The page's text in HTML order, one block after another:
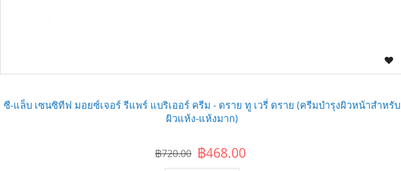
ซี-แล็บ เซนซิทีฟ มอยซ์เจอร์ รีแพร์ แบริเออร์ ครีม - ดราย ทู เวรี่ ดราย (ครีมบำรุงผิวหน้าสำหรับ
ผิวแห้ง-แห้งมาก)
฿468.00
฿720.00